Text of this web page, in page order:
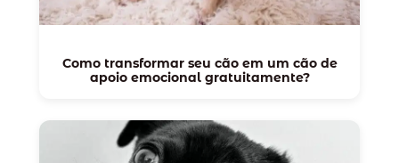
Como transformar seu cão em um cão de
apoio emocional gratuitamente?